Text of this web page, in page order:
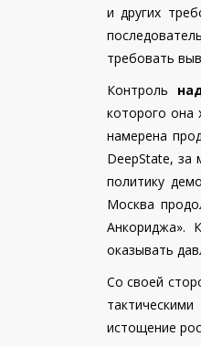
и других
требовать
Контроль
которого она
намерена
DeepState, за
политику
Москва
Анкориджа».
оказывать
Со своей
истощение